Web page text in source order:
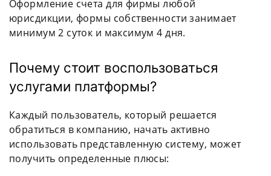
Оформление счета для фирмы любой
юрисдикции, формы собственности занимает
минимум 2 суток и максимум 4 дня.
Почему стоит воспользоваться
услугами платформы?
Каждый пользователь, который решается
обратиться в компанию, начать активно
использовать представленную систему, может
получить определенные плюсы: